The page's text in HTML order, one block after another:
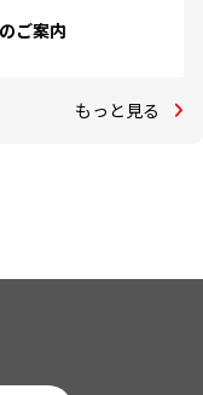
ご案内
もっと見る